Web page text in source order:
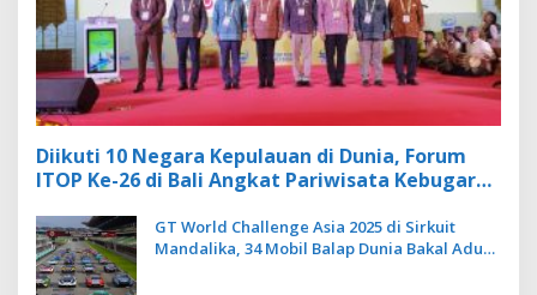
Diikuti 10 Negara Kepulauan di Dunia, Forum
ITOP Ke-26 di Bali Angkat Pariwisata Kebugaran
GT World Challenge Asia 2025 di Sirkuit
Mandalika, 34 Mobil Balap Dunia Bakal Adu